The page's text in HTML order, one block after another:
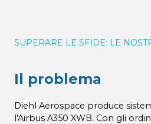
SUPERARE LE SFIDE: LE
Il problema
Diehl Aerospace produce
l'Airbus A350 XWB. Con gli